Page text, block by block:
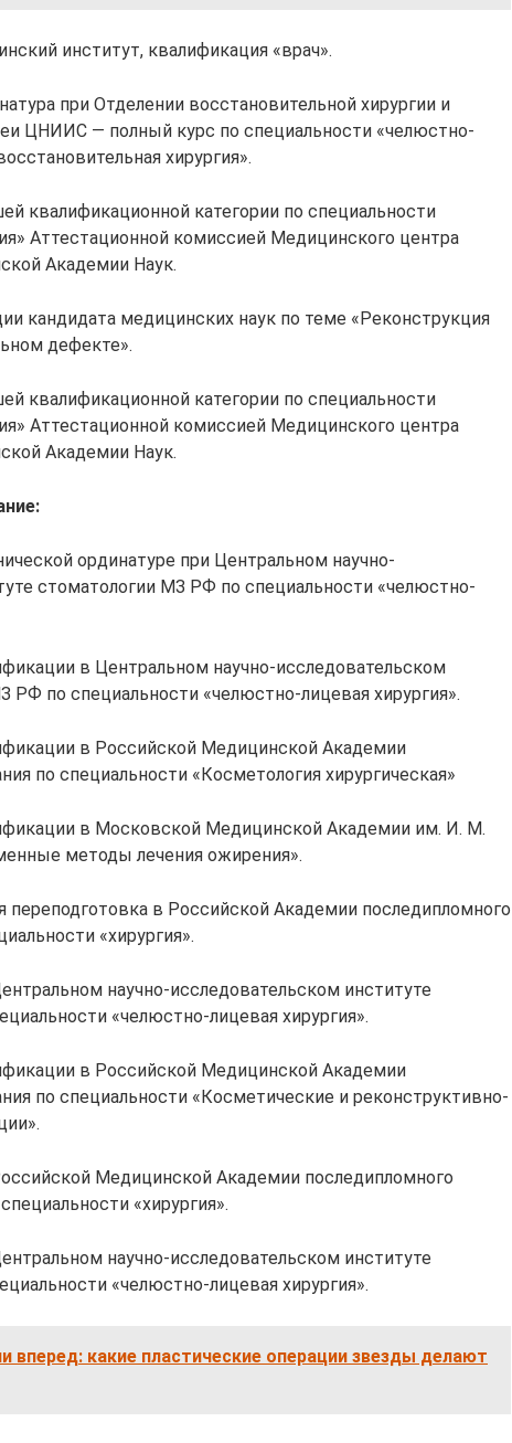
институт, квалификация «врач».
при Отделении восстановительной хирургии и
ЦНИИС — полный курс по специальности «челюстно-
хирургия».
квалификационной категории по специальности
Аттестационной комиссией Медицинского центра
Академии Наук.
кандидата медицинских наук по теме «Реконструкция
дефекте».
квалификационной категории по специальности
Аттестационной комиссией Медицинского центра
Академии Наук.
ординатуре при Центральном научно-
стоматологии МЗ РФ по специальности «челюстно-
в Центральном научно-исследовательском
РФ по специальности «челюстно-лицевая хирургия».
в Российской Медицинской Академии
по специальности «Косметология хирургическая»
в Московской Медицинской Академии им. И. М.
методы лечения ожирения».
переподготовка в Российской Академии последипломного
«хирургия».
научно-исследовательском институте
«челюстно-лицевая хирургия».
в Российской Медицинской Академии
по специальности «Косметические и реконструктивно-
Медицинской Академии последипломного
«хирургия».
научно-исследовательском институте
«челюстно-лицевая хирургия».
вперед: какие пластические операции звезды делают